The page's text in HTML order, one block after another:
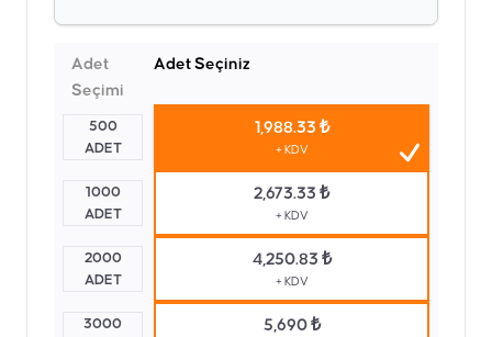
Adet
Seçimi
Adet Seçiniz
500
ADET
1,988.33 ₺
+ KDV
1000
ADET
2,673.33 ₺
+ KDV
2000
ADET
4,250.83 ₺
+ KDV
3000
5,690 ₺